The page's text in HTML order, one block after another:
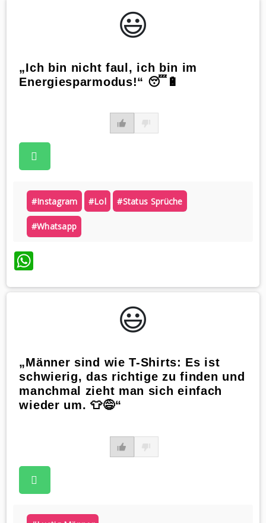
😃️
„Ich bin nicht faul, ich bin im
Energiesparmodus!“ 😴🔋
#instagram #lol #status Sprüche
#whatsapp
WhatsApp
😃️
„Männer sind wie T-Shirts: Es ist
schwierig, das richtige zu finden und
manchmal zieht man sich einfach
wieder um. 👕😅“